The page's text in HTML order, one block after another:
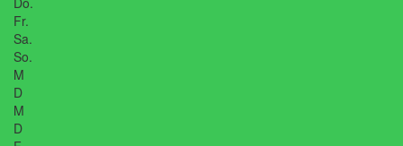
Fr.
Sa.
So.
M
D
M
D